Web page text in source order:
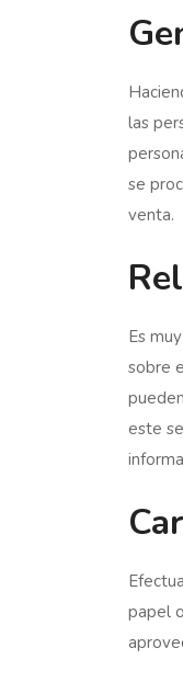
las
se
venta.
Es
sobre
este
papel